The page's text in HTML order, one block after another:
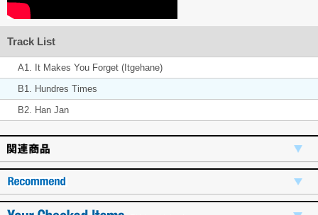
Track List
A1. It Makes You Forget (Itgehane)
B1. Hundres Times
B2. Han Jan